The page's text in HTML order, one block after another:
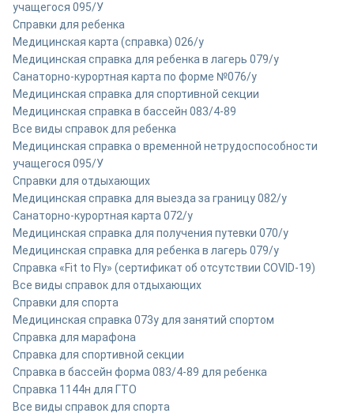
учащегося 095/У
Справки для ребенка
Медицинская карта (справка) 026/у
Медицинская справка для ребенка в лагерь 079/у
Санаторно-курортная карта по форме №076/у
Медицинская справка для спортивной секции
Медицинская справка в бассейн 083/4-89
Все виды справок для ребенка
Медицинская справка о временной нетрудоспособности
учащегося 095/У
Справки для отдыхающих
Медицинская справка для выезда за границу 082/у
Санаторно-курортная карта 072/у
Медицинская справка для получения путевки 070/у
Медицинская справка для ребенка в лагерь 079/у
Справка «Fit to Fly» (сертификат об отсутствии COVID-19)
Все виды справок для отдыхающих
Справки для спорта
Медицинская справка 073у для занятий спортом
Справка для марафона
Cправка для спортивной секции
Справка в бассейн форма 083/4-89 для ребенка
Справка 1144н для ГТО
Все виды справок для спорта